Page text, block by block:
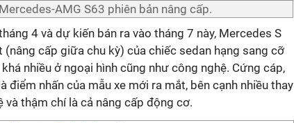
AMG S63 phiên bản nâng cấp.
4 và dự kiến bán ra vào tháng 7 này, Mercedes S
cấp giữa chu kỳ) của chiếc sedan hạng sang cỡ
nhiều ở ngoại hình cũng như công nghệ. Cứng cáp,
điểm nhấn của mẫu xe mới ra mắt, bên cạnh nhiều thay
và thậm chí là cả nâng cấp động cơ.